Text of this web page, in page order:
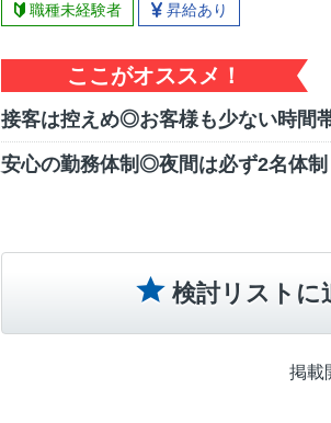
職種未経験者 昇給あり
ここがオススメ！
接客は控えめ◎お客様も少ない時間
安心の勤務体制◎夜間は必ず2名体制
検討リストに
掲載